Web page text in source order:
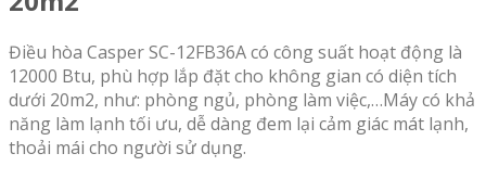
Điều hòa Casper SC-12FB36A có công suất hoạt động là
12000 Btu, phù hợp lắp đặt cho không gian có diện tích
dưới 20m2, như: phòng ngủ, phòng làm việc,…Máy có khả
năng làm lạnh tối ưu, dễ dàng đem lại cảm giác mát lạnh,
thoải mái cho người sử dụng.